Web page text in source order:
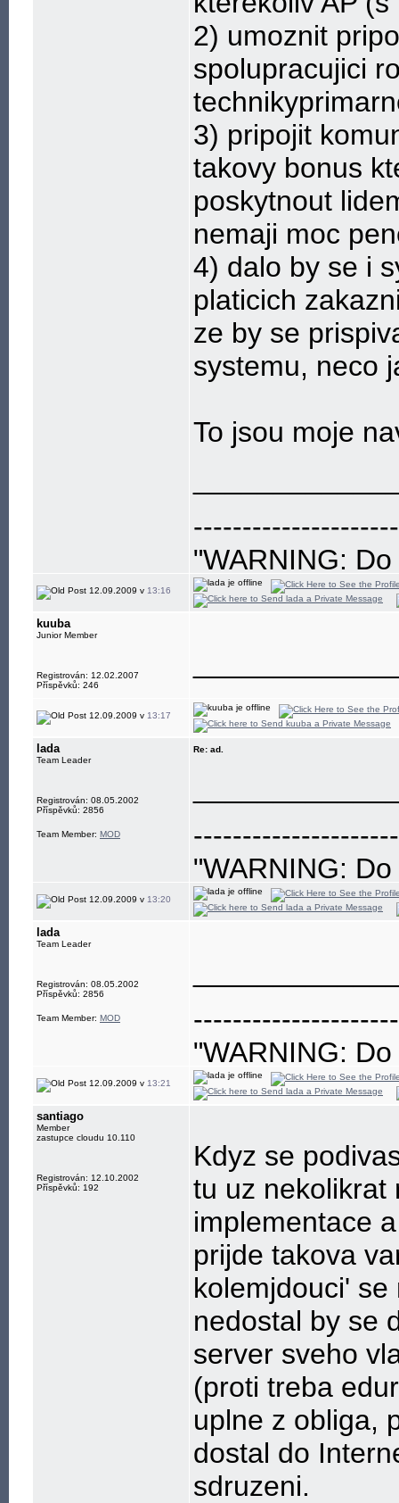
2) umoznit
spolupracujici
3) pripojit
takovy bonus
poskytnout
nemaji moc
4) dalo by se i
platicich
ze by se
systemu, neco
To jsou moje
"WARNING:
eye"
12.09.2009 v 13:16
kuuba
Junior Member
Registrován: 12.02.2007
Příspěvků: 246
12.09.2009 v 13:17
lada
Team Leader
Registrován: 08.05.2002
Příspěvků: 2856
Team Member: MOD
Re: ad.
"WARNING:
eye"
12.09.2009 v 13:20
lada
Team Leader
Registrován: 08.05.2002
Příspěvků: 2856
Team Member: MOD
"WARNING:
eye"
12.09.2009 v 13:21
santiago
Member
zastupce cloudu 10.110
Registrován: 12.10.2002
Příspěvků: 192
Kdyz se
tu uz nekolikrat
implementace
prijde takova
kolemjdouci'
nedostal by se
server sveho
(proti treba
uplne z obliga,
dostal do
sdruzeni.